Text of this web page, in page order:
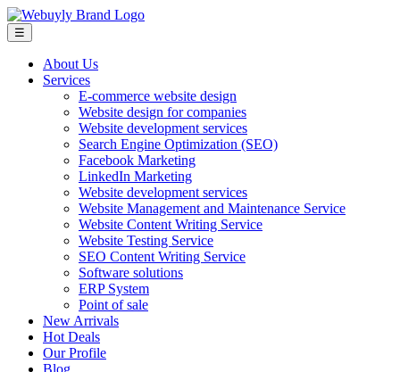
☰
About Us
Services
E-commerce website design
Website design for companies
Website development services
Search Engine Optimization (SEO)
Facebook Marketing
LinkedIn Marketing
Website development services
Website Management and Maintenance Service
Website Content Writing Service
Website Testing Service
SEO Content Writing Service
Software solutions
ERP System
Point of sale
New Arrivals
Hot Deals
Our Profile
Blog